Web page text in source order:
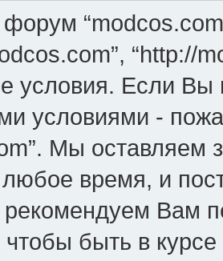
“http://
условия. Если Вы
условиями -
Мы оставляем
время, и
Вам
быть в